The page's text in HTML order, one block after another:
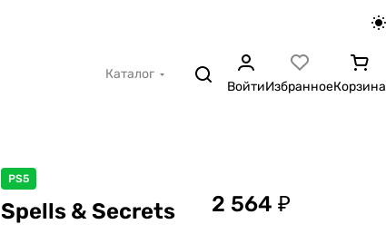
Каталог
ВойтиИзбранноеКорзина
PS5
Spells & Secrets 2 564 ₽